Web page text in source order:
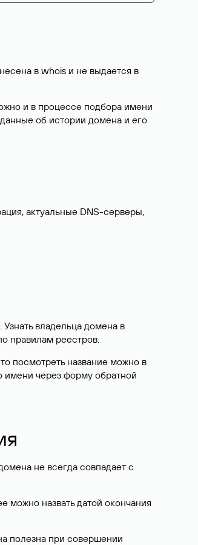
в whois и не выдается в
и в процессе подбора имени
об истории домена и его
актуальные DNS-серверы,
владельца домена в
правилам реестров.
посмотреть название можно в
имени через форму обратной
не всегда совпадает с
можно назвать датой окончания
полезна при совершении